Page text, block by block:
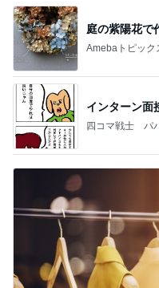
庭の紫陽花で
Amebaトピック
インターン面
四コマ戦士 パ